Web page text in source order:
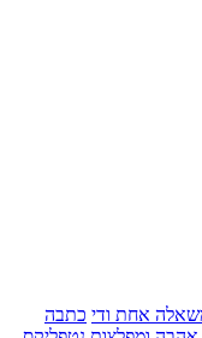
כתבה